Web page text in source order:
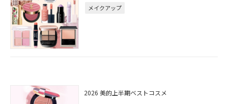
メイクアップ
2026 美的上半期ベストコスメ